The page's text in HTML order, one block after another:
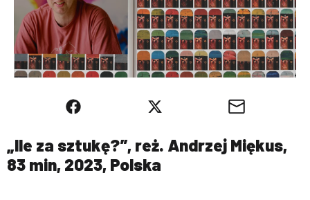
„Ile za sztukę?”, reż. Andrzej Miękus,
83 min, 2023, Polska